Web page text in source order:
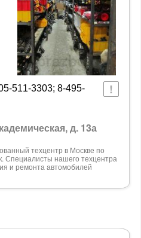
511-3303; 8-495-
д. 13а
техцентр в Москве по
Специалисты нашего техцентра
и ремонта автомобилей